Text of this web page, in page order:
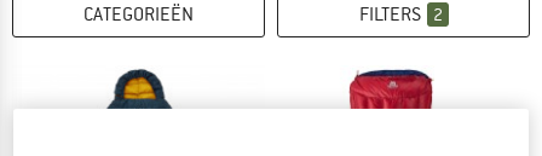
CATEGORIEËN FILTERS 2